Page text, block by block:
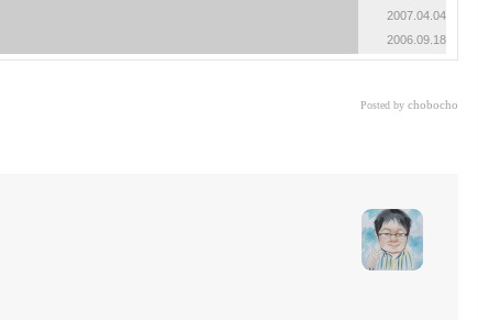
2007.04.04
2006.09.18
Posted by chobocho